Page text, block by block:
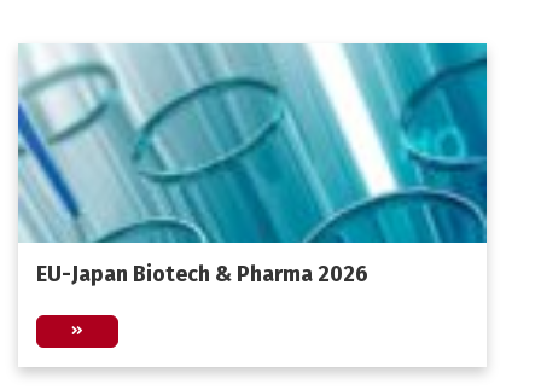
EU-Japan Biotech & Pharma 2026